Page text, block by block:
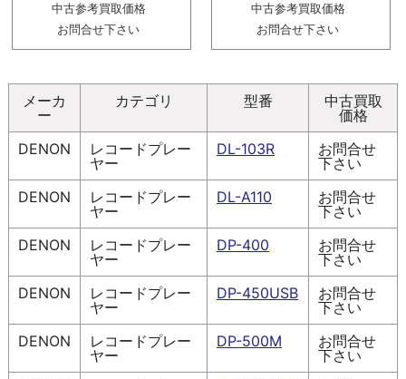
中古参考買取価格
お問合せ下さい
中古参考買取価格
お問合せ下さい
メーカ
ー
カテゴリ 型番
中古買取
価格
DENON
レコードプレー
ヤー
DL-103R
お問合せ
下さい
DENON
レコードプレー
ヤー
DL-A110
お問合せ
下さい
DENON
レコードプレー
ヤー
DP-400
お問合せ
下さい
DENON
レコードプレー
ヤー
DP-450USB
お問合せ
下さい
DENON
レコードプレー
ヤー
DP-500M
お問合せ
下さい